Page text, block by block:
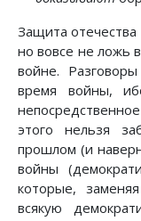
Защита
но вовсе не ложь
войне.
время войны,
этого нельзя
прошлом (и
войны
которые,
всякую